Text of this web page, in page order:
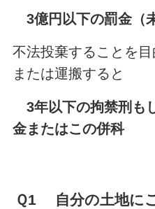
3億円以下の罰金（
不法投棄することを
または運搬すると
3年以下の拘禁刑も
金またはこの併科
Ｑ1 自分の土地に